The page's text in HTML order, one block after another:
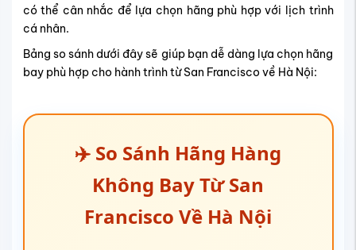
có thể cân nhắc để lựa chọn hãng phù hợp với lịch trình
cá nhân.
Bảng so sánh dưới đây sẽ giúp bạn dễ dàng lựa chọn hãng
bay phù hợp cho hành trình từ San Francisco về Hà Nội:
✈️ So Sánh Hãng Hàng
Không Bay Từ San
Francisco Về Hà Nội